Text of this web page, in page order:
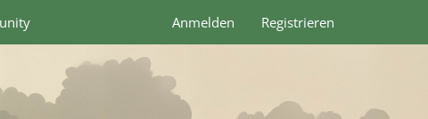
Anmelden Registrieren